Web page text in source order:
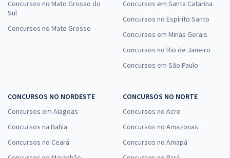
Concursos no Mato Grosso do
Sul
Concursos no Mato Grosso
Concursos em Santa Catarina
Concursos no Espírito Santo
Concursos em Minas Gerais
Concursos no Rio de Janeiro
Concursos em São Paulo
CONCURSOS NO NORDESTE
Concursos em Alagoas
Concursos na Bahia
Concursos no Ceará
CONCURSOS NO NORTE
Concursos no Acre
Concursos no Amazonas
Concursos no Amapá